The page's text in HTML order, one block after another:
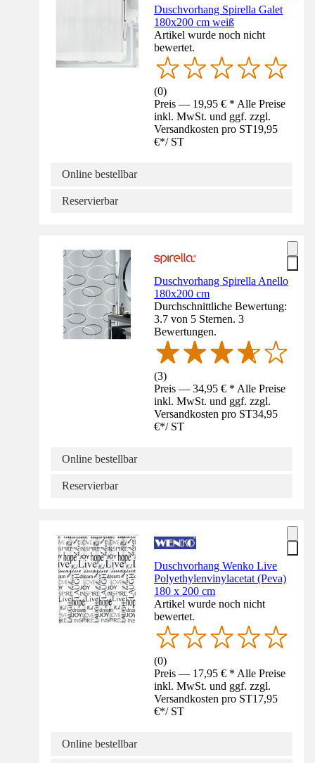
Duschvorhang Spirella Galet
180x200 cm weiß
Artikel wurde noch nicht
bewertet.
(0)
Preis — 19,95 € * Alle Preise
inkl. MwSt. und ggf. zzgl.
Versandkosten pro ST19,95
€*/ ST
Online bestellbar
Reservierbar
Duschvorhang Spirella Anello
180x200 cm
Durchschnittliche Bewertung:
3.7 von 5 Sternen. 3
Bewertungen.
(3)
Preis — 34,95 € * Alle Preise
inkl. MwSt. und ggf. zzgl.
Versandkosten pro ST34,95
€*/ ST
Online bestellbar
Reservierbar
Duschvorhang Wenko Live
Polyethylenvinylacetat (Peva)
180 x 200 cm
Artikel wurde noch nicht
bewertet.
(0)
Preis — 17,95 € * Alle Preise
inkl. MwSt. und ggf. zzgl.
Versandkosten pro ST17,95
€*/ ST
Online bestellbar